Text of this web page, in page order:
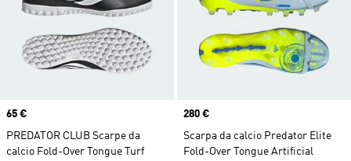
Price
65 €
PREDATOR CLUB Scarpe da
calcio Fold-Over Tongue Turf
Price
280 €
Scarpa da calcio Predator Elite
Fold-Over Tongue Artificial